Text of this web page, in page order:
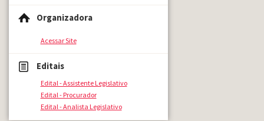
Organizadora
Acessar Site
Editais
Edital - Assistente Legislativo
Edital - Procurador
Edital - Analista Legislativo